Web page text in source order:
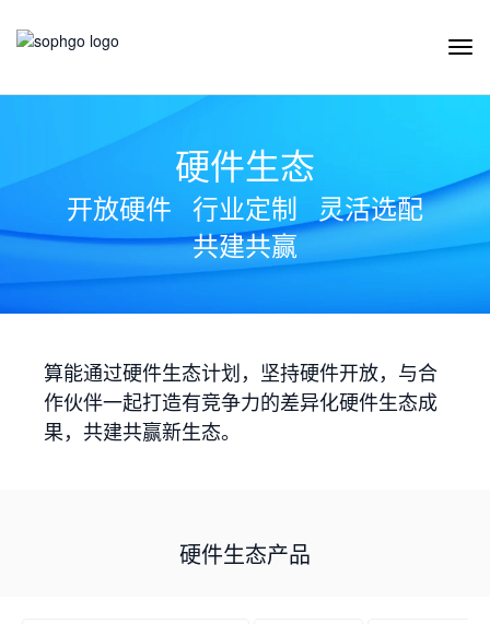
硬件生态
开放硬件 行业定制
灵活选配
共建共赢
算能通过硬件生态计划，坚持硬件开放，与合
作伙伴一起打造有竞争力的差异化硬件生态成
果，共建共赢新生态。
硬件生态产品